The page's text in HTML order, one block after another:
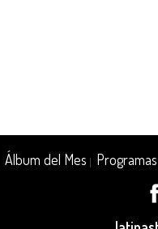
|Álbum del Mes Programas